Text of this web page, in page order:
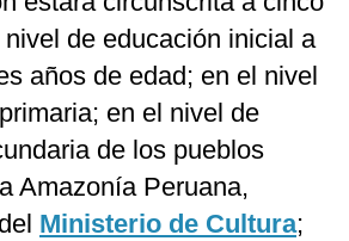
de educación inicial a
años de edad; en el nivel
en el nivel de
de los pueblos
Amazonía Peruana,
Ministerio de Cultura;